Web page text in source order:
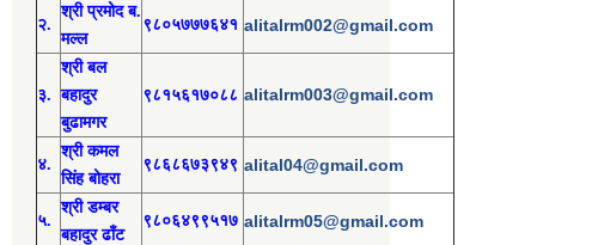
२.
श्रीप्रमोदब.
मल्ल
९८०५७७७६४१ alitalrm002@gmail.com
३.
श्रीबल
बहादुर
बुढामगर
९८१५६१७०८८ alitalrm003@gmail.com
४.
श्री कमल
सिंह बोहरा
९८६८६७३९४९ alital04@gmail.com
५.
श्री डम्बर
बहादुर ढाँट
९८०६४९९५१७ alitalrm05@gmail.com